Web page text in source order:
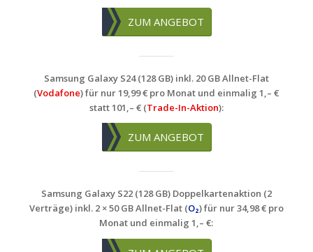
ZUM ANGEBOT
Samsung Galaxy S24 (128 GB) inkl. 20 GB Allnet-Flat
(Vodafone) für nur 19,99 € pro Monat und einmalig 1,– €
statt 101,– € (Trade-In-Aktion):
ZUM ANGEBOT
Samsung Galaxy S22 (128 GB) Doppelkartenaktion (2
Verträge) inkl. 2 × 50 GB Allnet-Flat (O₂) für nur 34,98 € pro
Monat und einmalig 1,– €: